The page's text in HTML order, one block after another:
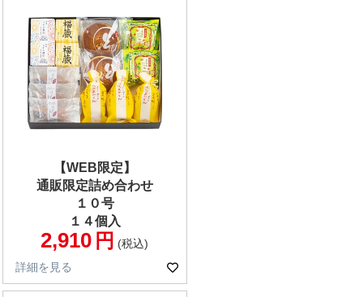
【WEB限定】
通販限定詰め合わせ
１０号
１４個入
2,910
税込
詳細を見る